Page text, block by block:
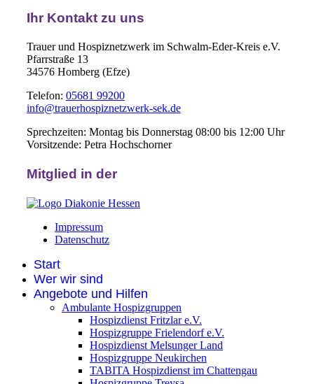
Ihr Kontakt zu uns
Trauer und Hospiznetzwerk im Schwalm-Eder-Kreis e.V.
Pfarrstraße 13
34576 Homberg (Efze)
Telefon: 05681 99200
info@trauerhospiznetzwerk-sek.de
Sprechzeiten: Montag bis Donnerstag 08:00 bis 12:00 Uhr
Vorsitzende: Petra Hochschorner
Mitglied in der
Impressum
Datenschutz
Start
Wer wir sind
Angebote und Hilfen
Ambulante Hospizgruppen
Hospizdienst Fritzlar e.V.
Hospizgruppe Frielendorf e.V.
Hospizdienst Melsunger Land
Hospizgruppe Neukirchen
TABITA Hospizdienst im Chattengau